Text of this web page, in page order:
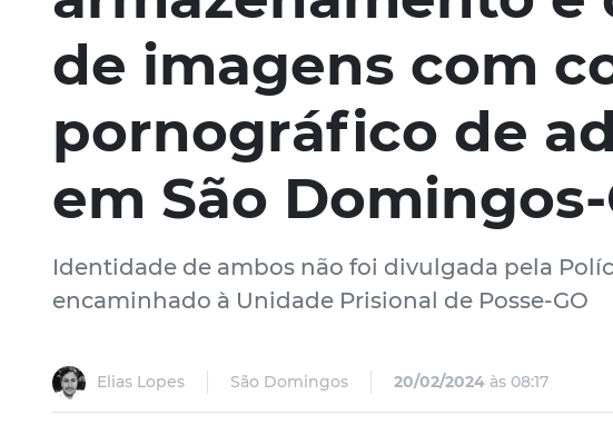
de imagens com
pornográfico de
em São Domingos-
Identidade de ambos não foi divulgada pela
encaminhado à Unidade Prisional de Posse-GO
Elias Lopes São Domingos 20/02/2024 às 08:17